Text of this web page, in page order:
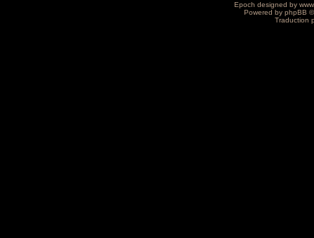
Epoch designed by
Powered by phpBB
Traduction